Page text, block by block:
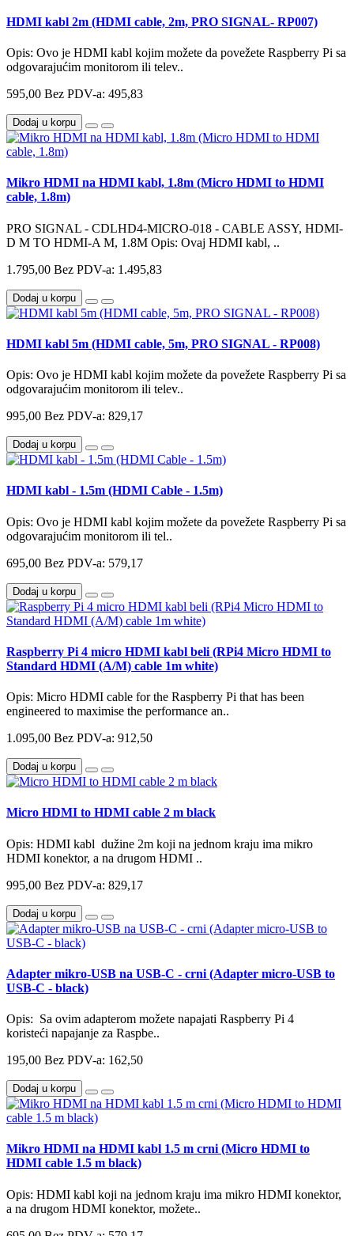
HDMI kabl 2m (HDMI cable, 2m, PRO SIGNAL- RP007)
Opis: Ovo je HDMI kabl kojim možete da povežete Raspberry Pi sa
odgovarajućim monitorom ili telev..
595,00 Bez PDV-a: 495,83
Dodaj u korpu
Mikro HDMI na HDMI kabl, 1.8m (Micro HDMI to HDMI
cable, 1.8m)
PRO SIGNAL - CDLHD4-MICRO-018 - CABLE ASSY, HDMI-
D M TO HDMI-A M, 1.8M Opis: Ovaj HDMI kabl, ..
1.795,00 Bez PDV-a: 1.495,83
Dodaj u korpu
HDMI kabl 5m (HDMI cable, 5m, PRO SIGNAL - RP008)
Opis: Ovo je HDMI kabl kojim možete da povežete Raspberry Pi sa
odgovarajućim monitorom ili telev..
995,00 Bez PDV-a: 829,17
Dodaj u korpu
HDMI kabl - 1.5m (HDMI Cable - 1.5m)
Opis: Ovo je HDMI kabl kojim možete da povežete Raspberry Pi sa
odgovarajućim monitorom ili tel..
695,00 Bez PDV-a: 579,17
Dodaj u korpu
Raspberry Pi 4 micro HDMI kabl beli (RPi4 Micro HDMI to
Standard HDMI (A/M) cable 1m white)
Opis: Micro HDMI cable for the Raspberry Pi that has been
engineered to maximise the performance an..
1.095,00 Bez PDV-a: 912,50
Dodaj u korpu
Micro HDMI to HDMI cable 2 m black
Opis: HDMI kabl dužine 2m koji na jednom kraju ima mikro
HDMI konektor, a na drugom HDMI ..
995,00 Bez PDV-a: 829,17
Dodaj u korpu
Adapter mikro-USB na USB-C - crni (Adapter micro-USB to
USB-C - black)
Opis: Sa ovim adapterom možete napajati Raspberry Pi 4
koristeći napajanje za Raspbe..
195,00 Bez PDV-a: 162,50
Dodaj u korpu
Mikro HDMI na HDMI kabl 1.5 m crni (Micro HDMI to
HDMI cable 1.5 m black)
Opis: HDMI kabl koji na jednom kraju ima mikro HDMI konektor,
a na drugom HDMI konektor, možete..